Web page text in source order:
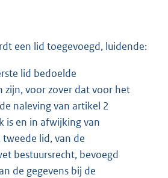
een lid toegevoegd, luidende:
lid bedoelde
zijn, voor zover dat voor het
naleving van artikel 2
is en in afwijking van
lid, van de
bestuursrecht, bevoegd
de gegevens bij de